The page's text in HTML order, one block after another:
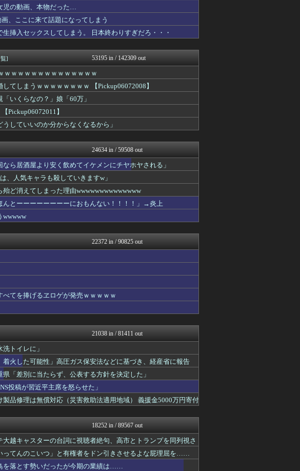
ｗｗｗｗ
女子アナお宝画像速報－5c...
いたしん！
良き…
ウマ娘まとめ速報うまろぐ
ゲーム実況者速報＠YouT...
ｗｗｗｗ...
アルファルファモザイク＠ネ...
睡眠時間ラ...
コンテンツ・声優 | ラブ...
携帯に着信が...
婚外ちゃんねる
事故 20代の...
国難にあってもの申す！！
供給業...
もえるあじあ(･∀･)
ｗｗｗｗｗｗ...
アルファルファモザイク＠ネ...
コレｗｗｗｗ
キスログ
たママ。中身...
奥様は鬼女-DQN返しまと...
で地雷レシピ...
奥様は鬼女-DQN返しまと...
ったら結婚す...
婚外ちゃんねる
がーるずレポート - ガー...
筋肉速報
ｗｗｗｗ
えっ!?またここのサイト?
ダイエット速報＠2ちゃんね...
ｗｗｗｗ
VIPPER速報
芸能人の気になる噂
バズッター速報
ラシを貼り、...
奥様は鬼女-DQN返しまと...
句その彼...
らガンが綺麗...
まとめCUP
NEWSまとめもりー｜2c...
的だと話題...
おーるじゃんる
ルを...
トレンドの通り道
減...
コノユビニュース｜みんなの...
結果ｗｗｗ...
女子アナお宝画像速報－5c...
アニはつ -アニメ発信場-
たから泣かし...
Zチャンネル＠VIP
」
watch＠２ちゃんねる
！？
ウマ娘まとめ速報うまろぐ
がす事態に...
」娘「60万...
アルファルファモザイク＠ネ...
コンテンツ・声優 | ラブ...
がいいよ
ゲーム実況者速報＠YouT...
wwwww
ラビット速報
WorldFootball...
児の動画、本物だった…
、ここに来て話題になってしまう
挿入セックスしてしまう。 日本終わりすぎだろ・・・
] 53195 in / 142309 out
ｗｗｗｗｗｗｗｗｗｗｗｗｗｗ
てしまうｗｗｗｗｗｗｗｗ 【Pickup06072008】
いくらなの？」娘「60万」
Pickup06072011】
していいのか分からなくなるから」
24634 in / 59508 out
ら居酒屋より安く飲めてイケメンにチヤホヤされる」
、人気キャラも殺していきますw」
ど消えてしまった理由wwwwwwwwwwwwww
んとーーーーーーーーにおもんない！！！！」→炎上
wwwww
22372 in / 90825 out
べてを捧げるヱロゲが発売ｗｗｗｗｗ
21038 in / 81411 out
トイレに」
火した可能性」高圧ガス保安法などに基づき、経産省に報告
「差別に当たらず、公表する方針を決定した」
投稿が習近平主席を怒らせた」
品修理は無償対応（災害救助法適用地域） 義援金5000万円寄付
18252 in / 89567 out
越キャスターの台詞に視聴者絶句、高市とトランプを同列視さ
ってんのこいつ」と有権者をドン引きさせるよな屁理屈を……
を落とす勢いだったが今期の業績は……